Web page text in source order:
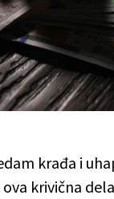
krađa i
krivična